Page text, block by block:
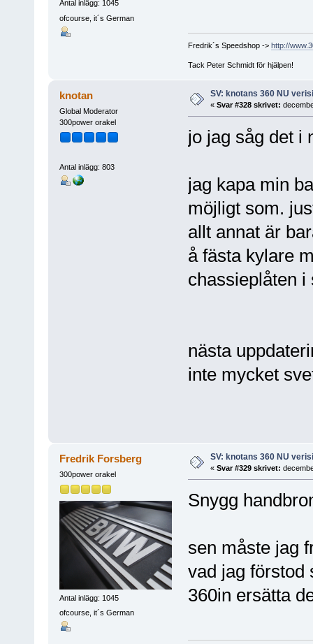
Antal inlägg: 1045
ofcourse, it´s German
Fredrik´s Speedshop -> http://
Tack Peter Schmidt för hjälpen!
knotan
Global Moderator
300power orakel
Antal inlägg: 803
SV: knotans 360 NU
« Svar #328 skrivet:
jo jag såg det i
jag kapa min
möjligt som.
allt annat är
å fästa kylare
chassieplåten i
nästa
inte mycket
Fredrik Forsberg
300power orakel
Antal inlägg: 1045
ofcourse, it´s German
SV: knotans 360 NU
« Svar #329 skrivet:
Snygg
sen måste jag
vad jag förstod
360in ersätta